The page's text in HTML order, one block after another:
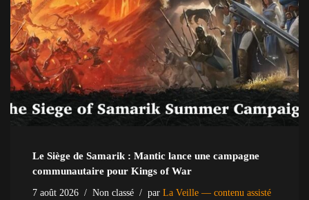
Le Siège de Samarik : Mantic lance une campagne
communautaire pour Kings of War
7 août 2026 Non classé par La Veille — contenu assisté